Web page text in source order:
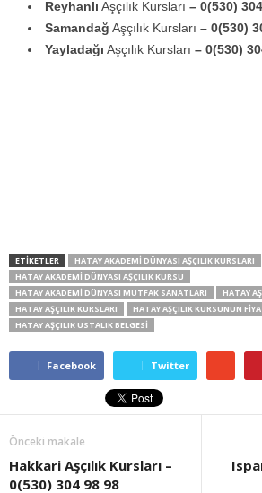
Reyhanlı Aşçılık Kursları – 0(530)
Samandağ Aşçılık Kursları – 0(530)
Yayladağı Aşçılık Kursları – 0(530)
ETİKETLER
HATAY AKADEMI DÜNYASI AŞÇILIK KURSLARI
HATAY AKADEMI DÜNYASI AŞÇILIK KURSU
HATAY AKADEMI DÜNYASI MUTFAK SANATLARI
HATAY
HATAY AŞÇILIK KURSLARI
HATAY AŞÇILIK KURSUNUN
HATAY AŞÇILIK USTALIK BELGESI
Facebook Twitter
Önceki makale
Hakkari Aşçılık Kursları –
0(530) 304 98 98